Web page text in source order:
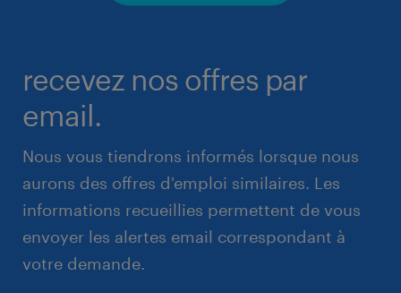
recevez nos offres par
email.
Nous vous tiendrons informés lorsque nous
aurons des offres d'emploi similaires. Les
informations recueillies permettent de vous
envoyer les alertes email correspondant à
votre demande.